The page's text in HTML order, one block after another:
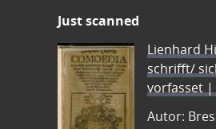
Just scanned
Lienhard
schrifft/
vorfasset
Autor: